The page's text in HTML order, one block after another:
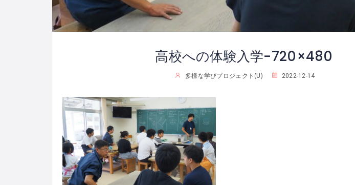
高校への体験入学-720×480
多様な学びプロジェクト(U) 2022-12-14